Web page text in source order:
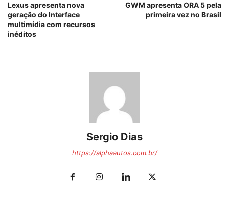
Lexus apresenta nova
geração do Interface
multimídia com recursos
inéditos
GWM apresenta ORA 5 pela
primeira vez no Brasil
Sergio Dias
https://alphaautos.com.br/